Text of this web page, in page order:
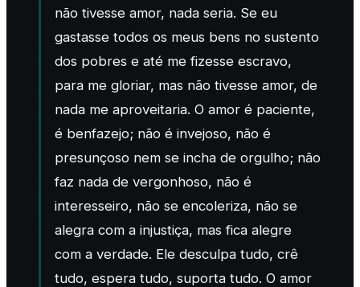
não tivesse amor, nada seria. Se eu
gastasse todos os meus bens no sustento
dos pobres e até me fizesse escravo,
para me gloriar, mas não tivesse amor, de
nada me aproveitaria. O amor é paciente,
é benfazejo; não é invejoso, não é
presunçoso nem se incha de orgulho; não
faz nada de vergonhoso, não é
interesseiro, não se encoleriza, não se
alegra com a injustiça, mas fica alegre
com a verdade. Ele desculpa tudo, crê
tudo, espera tudo, suporta tudo. O amor